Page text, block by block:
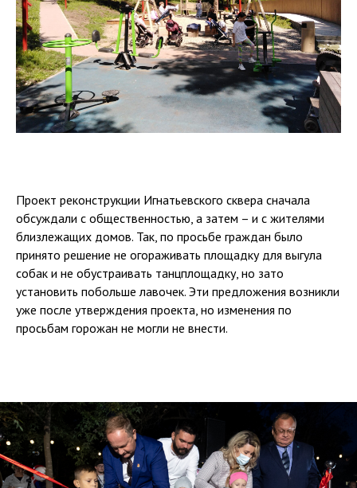
Проект реконструкции Игнатьевского сквера сначала
обсуждали с общественностью, а затем – и с жителями
близлежащих домов. Так, по просьбе граждан было
принято решение не огораживать площадку для выгула
собак и не обустраивать танцплощадку, но зато
установить побольше лавочек. Эти предложения возникли
уже после утверждения проекта, но изменения по
просьбам горожан не могли не внести.